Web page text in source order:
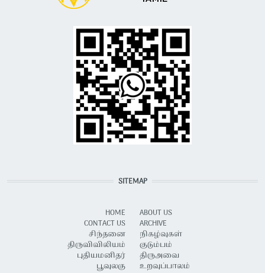
SITEMAP
HOME
CONTACT US
சிந்தனை
திருவிவிலியம்
புதியமனிதர்
பூவுலகு
ABOUT US
ARCHIVE
நிகழ்வுகள்
குடும்பம்
திருஅவை
உறவுப்பாலம்